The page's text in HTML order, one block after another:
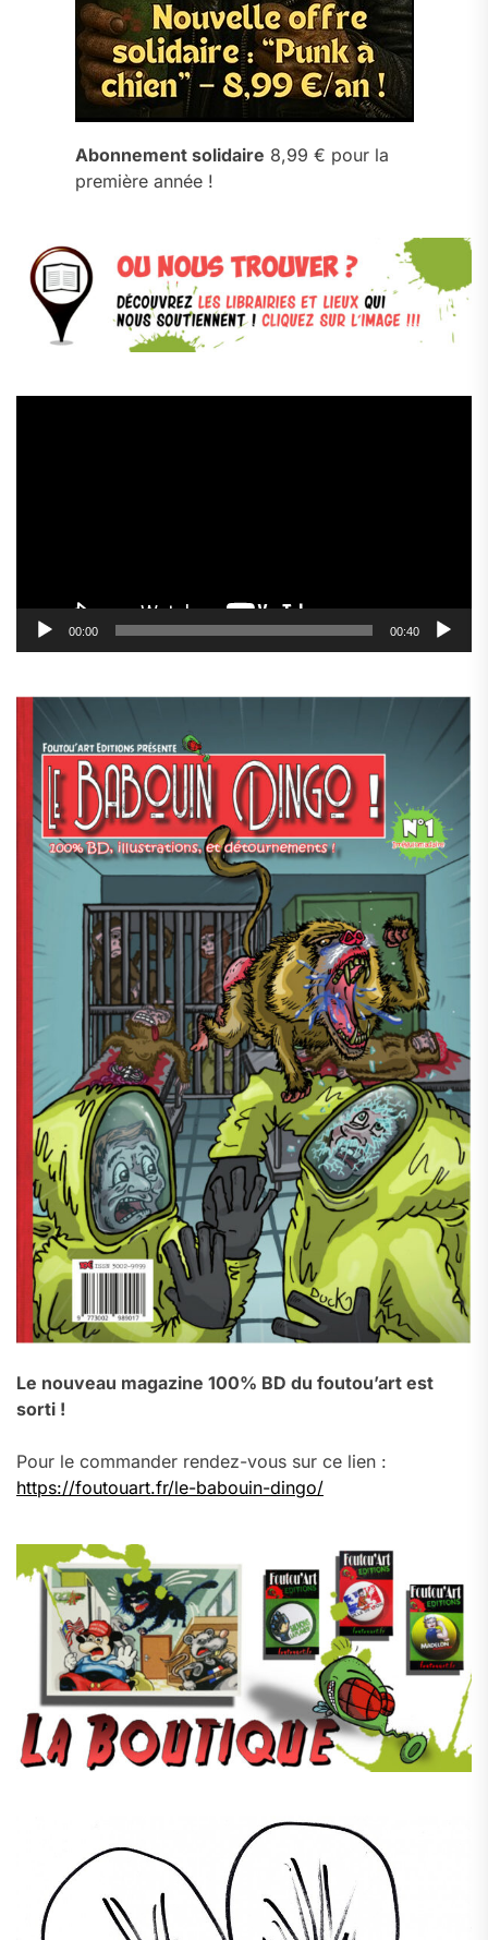
Abonnement solidaire 8,99 € pour la
première année !
00:00 00:40
Le nouveau magazine 100% BD du foutou’art est
sorti !
Pour le commander rendez-vous sur ce lien :
https://foutouart.fr/le-babouin-dingo/